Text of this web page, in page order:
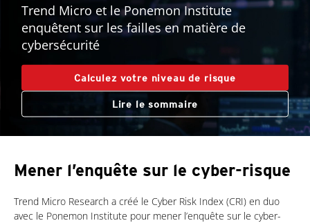
Trend Micro et le Ponemon Institute
enquêtent sur les failles en matière de
cybersécurité
Calculez votre niveau de risque
Lire le sommaire
Mener l’enquête sur le cyber-risque
Trend Micro Research a créé le Cyber Risk Index (CRI) en duo
avec le Ponemon Institute pour mener l’enquête sur le cyber-